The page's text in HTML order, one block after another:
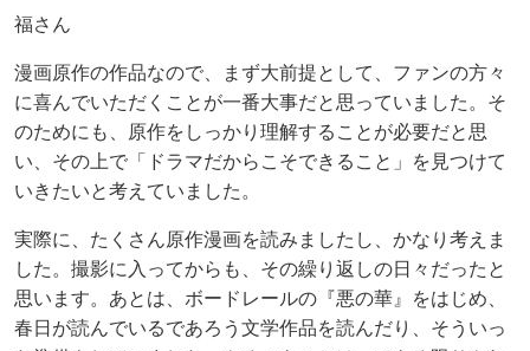
福さん
漫画原作の作品なので、まず大前提として、ファンの方々
に喜んでいただくことが一番大事だと思っていました。そ
のためにも、原作をしっかり理解することが必要だと思
い、その上で「ドラマだからこそできること」を見つけて
いきたいと考えていました。
実際に、たくさん原作漫画を読みましたし、かなり考えま
した。撮影に入ってからも、その繰り返しの日々だったと
思います。あとは、ボードレールの『悪の華』をはじめ、
春日が読んでいるであろう文学作品を読んだり、そういっ